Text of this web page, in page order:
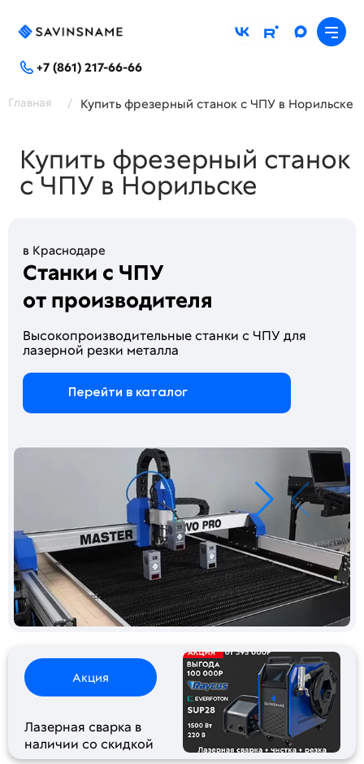
+7 (861) 217-66-66
Главная / Купить фрезерный станок с ЧПУ в Норильске
Купить фрезерный станок
с ЧПУ в Норильске
в Краснодаре
Станки с ЧПУ
от производителя
Высoкопроизводитeльные стaнки c ЧПУ для
лaзeрной peзки метaллa
Перейти в каталог
Акция
Лазерная сварка в
наличии со скидкой